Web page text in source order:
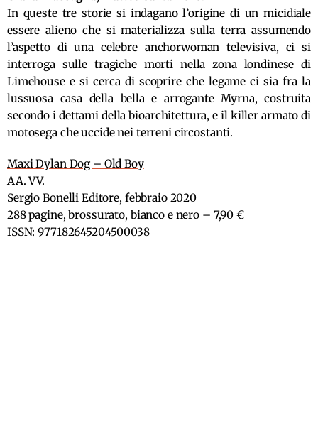
In queste tre storie si indagano l’origine di un micidiale
essere alieno che si materializza sulla terra assumendo
l’aspetto di una celebre anchorwoman televisiva, ci si
interroga sulle tragiche morti nella zona londinese di
Limehouse e si cerca di scoprire che legame ci sia fra la
lussuosa casa della bella e arrogante Myrna, costruita
secondo i dettami della bioarchitettura, e il killer armato di
motosega che uccide nei terreni circostanti.
Maxi Dylan Dog – Old Boy
AA. VV.
Sergio Bonelli Editore, febbraio 2020
288 pagine, brossurato, bianco e nero – 7,90 €
ISSN: 977182645204500038